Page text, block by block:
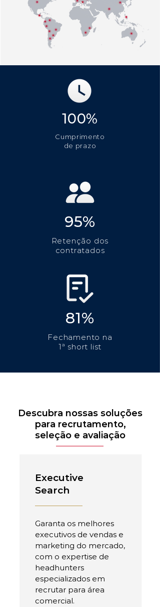
100%
Cumprimento
de prazo
95%
Retenção dos
contratados
81%
Fechamento na
1ª short list
Descubra nossas soluções
para recrutamento,
seleção e avaliação
Executive
Search
Garanta os melhores
executivos de vendas e
marketing do mercado,
com o expertise de
headhunters
especializados em
recrutar para área
comercial.